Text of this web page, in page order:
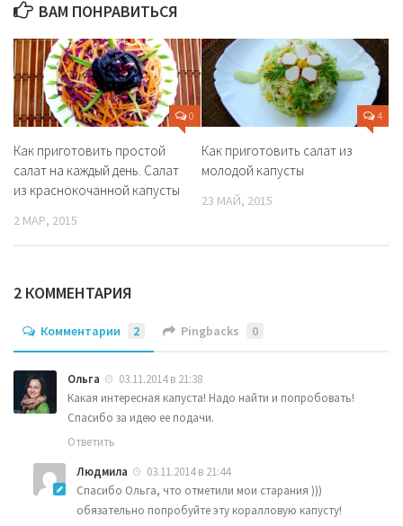
ВАМ ПОНРАВИТЬСЯ
0
Как приготовить простой
салат на каждый день. Салат
из краснокочанной капусты
2 МАР, 2015
4
Как приготовить салат из
молодой капусты
23 МАЙ, 2015
2 КОММЕНТАРИЯ
Комментарии 2 Pingbacks 0
Ольга
03.11.2014 в 21:38
Какая интересная капуста! Надо найти и попробовать!
Спасибо за идею ее подачи.
Ответить
Людмила
03.11.2014 в 21:44
Спасибо Ольга, что отметили мои старания )))
обязательно попробуйте эту коралловую капусту!